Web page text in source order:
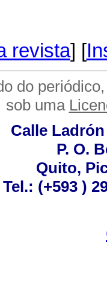
revista] [
do
sob uma
Calle Ladrón
P. O.
Quito,
Tel.: (+593 )